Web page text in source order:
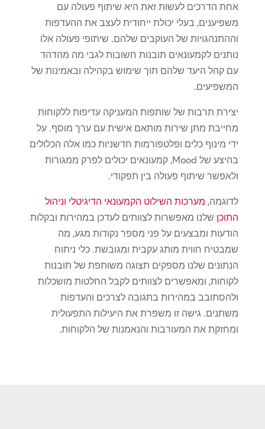
אחת הדרכים לעשות זאת היא שיתוף פעולה עם
משפיענים, בעלי יכולת ייחודית לעצב את ההעדפות
וההתנהגויות של העוקבים שלהם. שיתופי פעולה אלו
נותנים לקמעונאים תובנות חשובות לגבי מה מהדהד
עם קהל היעד שלהם תוך שימוש בקהילה ובאמינות של
המשפיעים.
יצירת תרבות של שותפות המעניקה עדיפות ללקוחות
מחייבת מתן שירות מותאם אישית עם ערך מוסף. על
ידי מינוף כלים ופלטפורמות חדשניות כמו אלה הכלולים
בהיצע של Mood, קמעונאים יכולים לפרק ממגורות
ולאפשר שיתוף פעולה בין תפקודי.
לדוגמה, מערכות השילוט הקמעונאי הדיגיטלי וניהול
התוכן שלנו מאפשרות לצוותים לעדכן במהירות ובקלות
הודעות ומבצעים על פני מספר נקודות מגע, מה
שמבטיח חווית מותג עקבית ומגובשת. כלי ניתוח
הנתונים שלנו מספקים תצוגה משותפת של תובנות
לקוחות, ומאפשרים לצוותים לקבל החלטות מושכלות
ולהסתובב במהירות בתגובה לצרכים והעדפות
משתנים. גישה זו משפרת את היעילות התפעולית
ומחזקת את המעורבות והנאמנות של הלקוחות.